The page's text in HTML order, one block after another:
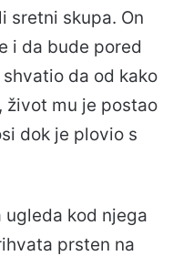
sretni skupa. On
i da bude pored
da od kako
život mu je postao
dok je plovio s
ugleda kod njega
prsten na